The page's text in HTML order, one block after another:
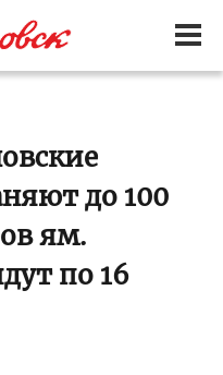
до 100
ям.
по 16